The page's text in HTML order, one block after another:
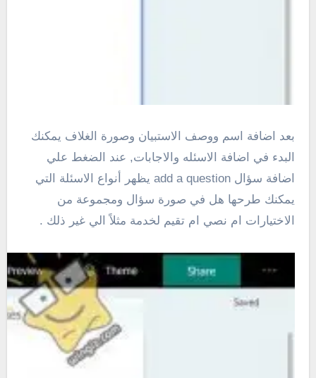
بعد اضافة اسم ووصف الاستبيان وصورة الغلاف يمكنك
البدء في اضافة الاسئله والاجابات, عند الضغط علي
اضافة سؤال add a question يظهر أنواع الاسئلة التي
يمكنك طرحها هل في صورة سؤال ومجموعة من
الاختيارات ام نصي ام تقيم لخدمة مثلاً الي غير ذلك .